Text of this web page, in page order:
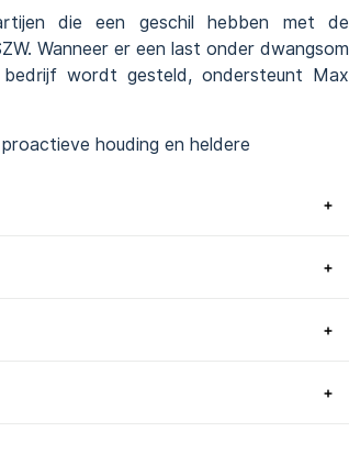
die een geschil hebben met de
Wanneer er een last onder dwangsom
wordt gesteld, ondersteunt Max
houding en heldere